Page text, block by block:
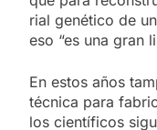
rial ge­né­ti­co de
eso “es una gran
En es­tos años
téc­ni­ca para
los cien­tí­fi­cos